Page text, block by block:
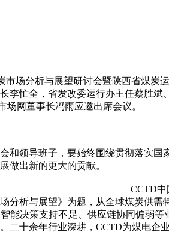
分析与展望研讨会暨陕西省煤炭
李忙全，省发改委运行办主任蔡胜
网董事长冯雨应邀出席会议。
领导班子，要始终围绕贯彻落实国
做出新的更大的贡献。
CCTD
析与展望》为题，从全球煤炭供需
能决策支持不足、供应链协同偏弱
二十余年行业深耕，CCTD为煤电企